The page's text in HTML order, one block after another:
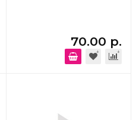
70.00 р.